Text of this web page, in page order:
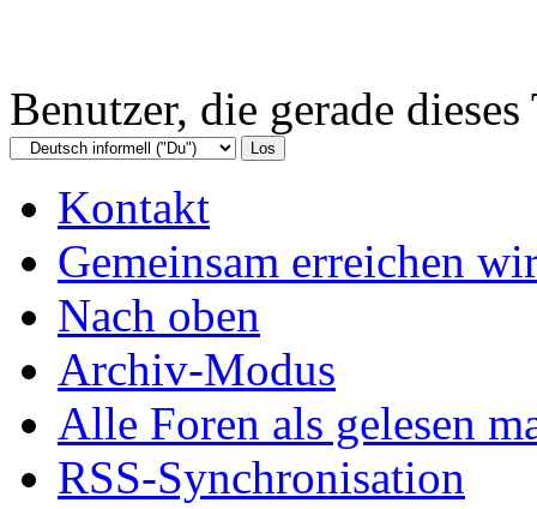
Benutzer, die gerade
Kontakt
Gemeinsam erreichen
Nach oben
Archiv-Modus
Alle Foren als gelesen
RSS-Synchronisation